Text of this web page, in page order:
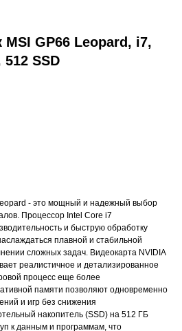
MSI GP66 Leopard, i7,
512 SSD
- это мощный и надежный выбор
Процессор Intel Core i7
и быструю обработку
плавной и стабильной
сложных задач. Видеокарта NVIDIA
реалистичное и детализированное
процесс еще более
памяти позволяют одновременно
и игр без снижения
накопитель (SSD) на 512 ГБ
к данным и программам, что